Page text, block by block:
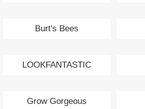
Burt's Bees
LOOKFANTASTIC
Grow Gorgeous